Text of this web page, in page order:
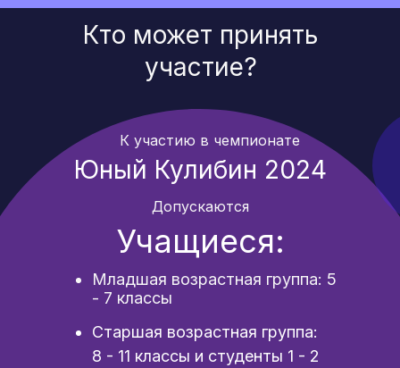
Кто может принять
участие?
К участию в чемпионате
Допускаются
Юный Кулибин 2024
Учащиеся:
Младшая возрастная группа: 5
- 7 классы
Старшая возрастная группа:
8 - 11 классы и студенты 1 - 2